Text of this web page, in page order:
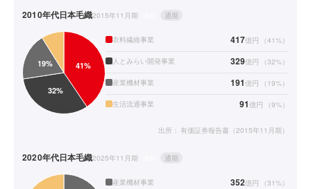
2010年代日本毛織2015年11月期 通期
衣料繊維事業 417億円 （41%）
人とみらい開発事業 329億円 （32%）
産業機材事業 191億円 （ 19%）
生活流通事業 91億円 （9%）
出所： 有価証券報告書（2015年11月期）
2020年代日本毛織2025年11月期 通期
産業機材事業 352億円 （31%）